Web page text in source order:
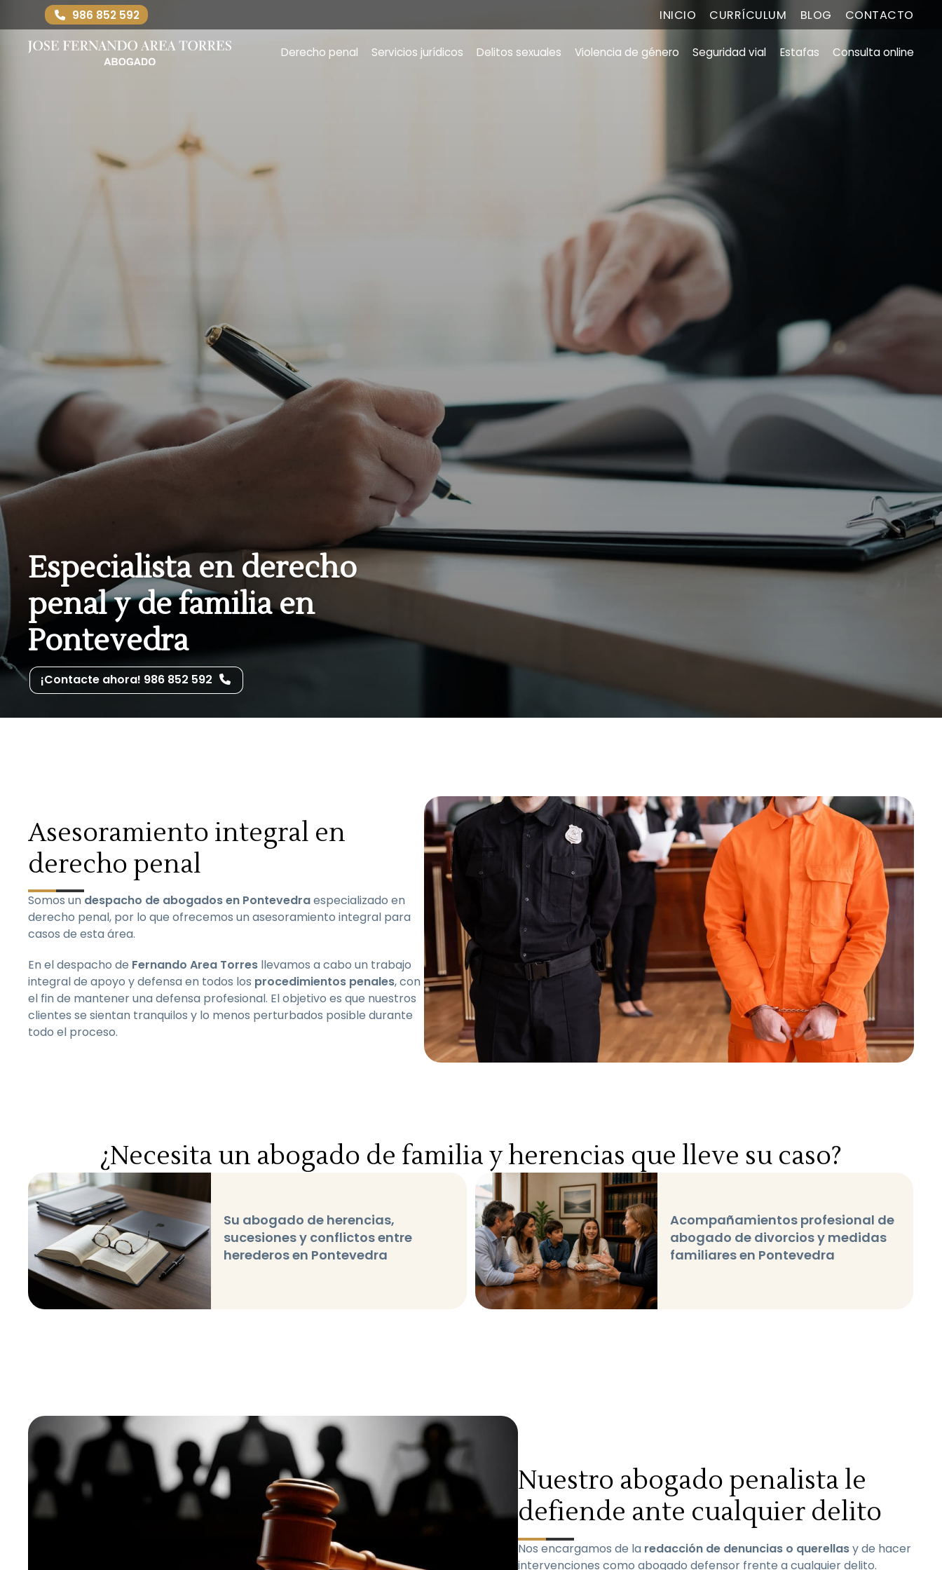
986 852 592 INICIO CURRÍCULUM BLOG CONTACTO
Derecho penal Servicios jurídicos Delitos sexuales Violencia de género Seguridad vial Estafas Consulta online
Especialista en derecho
penal y de familia en
Pontevedra
¡Contacte ahora! 986 852 592
Asesoramiento integral en
derecho penal
Somos un despacho de abogados en Pontevedraespecializado en
derecho penal, por lo que ofrecemos un asesoramiento integral para
casos de esta área.
En el despacho de Fernando Area Torres llevamos a cabo un trabajo
integral de apoyo y defensa en todos los procedimientos penales, con
el fin de mantener una defensa profesional. El objetivo es que nuestros
clientes se sientan tranquilos y lo menos perturbados posible durante
todo el proceso.
¿Necesita un abogado de familia y herencias que lleve su caso?
Su abogado de herencias,
sucesiones y conflictos entre
herederos en Pontevedra
Acompañamientos profesional de
abogado de divorcios y medidas
familiares en Pontevedra
Nuestro abogado penalista le
defiende ante cualquier delito
Nos encargamos de la redacción de denuncias o querellasy de hacer
intervenciones como abogado defensor frente a cualquier delito.